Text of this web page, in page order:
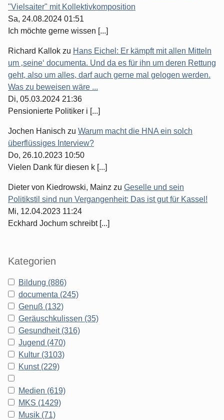
"Vielsaiter" mit Kollektivkomposition
Sa, 24.08.2024 01:51
Ich möchte gerne wissen [...]
Richard Kallok zu Hans Eichel: Er kämpft mit allen Mitteln
um ‚seine‘ documenta. Und da es für ihn um deren Rettung
geht, also um alles, darf auch gerne mal gelogen werden.
Was zu beweisen wäre ...
Di, 05.03.2024 21:36
Pensionierte Politiker i [...]
Jochen Hanisch zu Warum macht die HNA ein solch
überflüssiges Interview?
Do, 26.10.2023 10:50
Vielen Dank für diesen k [...]
Dieter von Kiedrowski, Mainz zu Geselle und sein
Politikstil sind nun Vergangenheit: Das ist gut für Kassel!
Mi, 12.04.2023 11:24
Eckhard Jochum schreibt [...]
Kategorien
Bildung (886)
documenta (245)
Genuß (132)
Geräuschkulissen (35)
Gesundheit (316)
Jugend (470)
Kultur (3103)
Kunst (229)
Medien (619)
MKS (1429)
Musik (71)